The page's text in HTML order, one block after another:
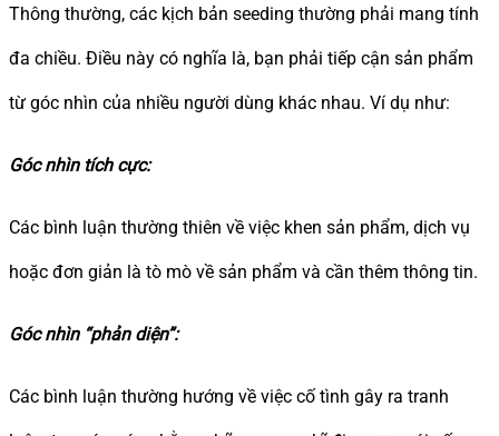
Thông thường, các kịch bản seeding thường phải mang tính
đa chiều. Điều này có nghĩa là, bạn phải tiếp cận sản phẩm
từ góc nhìn của nhiều người dùng khác nhau. Ví dụ như:
Góc nhìn tích cực:
Các bình luận thường thiên về việc khen sản phẩm, dịch vụ
hoặc đơn giản là tò mò về sản phẩm và cần thêm thông tin.
Góc nhìn “phản diện”:
Các bình luận thường hướng về việc cố tình gây ra tranh